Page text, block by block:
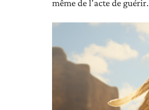
même de l’acte de guérir.